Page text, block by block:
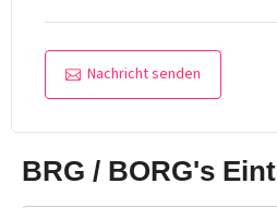
Nachricht senden
BRG / BORG's